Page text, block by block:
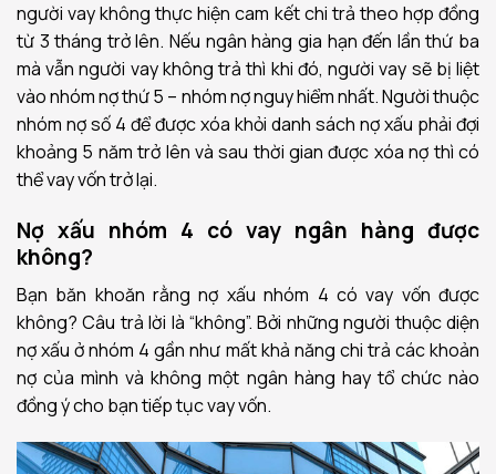
người vay không thực hiện cam kết chi trả theo hợp đồng
từ 3 tháng trở lên. Nếu ngân hàng gia hạn đến lần thứ ba
mà vẫn người vay không trả thì khi đó, người vay sẽ bị liệt
vào nhóm nợ thứ 5 – nhóm nợ nguy hiểm nhất. Người thuộc
nhóm nợ số 4 để được xóa khỏi danh sách nợ xấu phải đợi
khoảng 5 năm trở lên và sau thời gian được xóa nợ thì có
thể vay vốn trở lại.
Nợ xấu nhóm 4 có vay ngân hàng được
không?
Bạn băn khoăn rằng nợ xấu nhóm 4 có vay vốn được
không? Câu trả lời là “không”. Bởi những người thuộc diện
nợ xấu ở nhóm 4 gần như mất khả năng chi trả các khoản
nợ của mình và không một ngân hàng hay tổ chức nào
đồng ý cho bạn tiếp tục vay vốn.